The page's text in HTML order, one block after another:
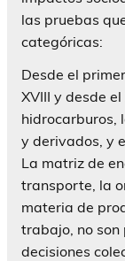
las pruebas
categóricas:
Desde el
XVIII y desde
hidrocarburos,
y derivados, y
La matriz de
transporte, la
materia de
trabajo, no
decisiones